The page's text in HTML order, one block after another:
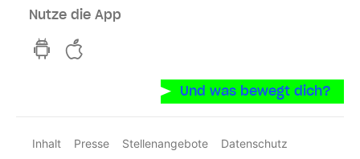
Nutze die App
hvv switch App auf GooglePlay
Und was bewegt dich?
Inhalt Presse Stellenangebote
Datenschutz